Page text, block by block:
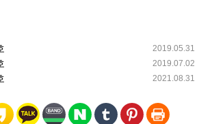
2019.05.31
2019.07.02
2021.08.31